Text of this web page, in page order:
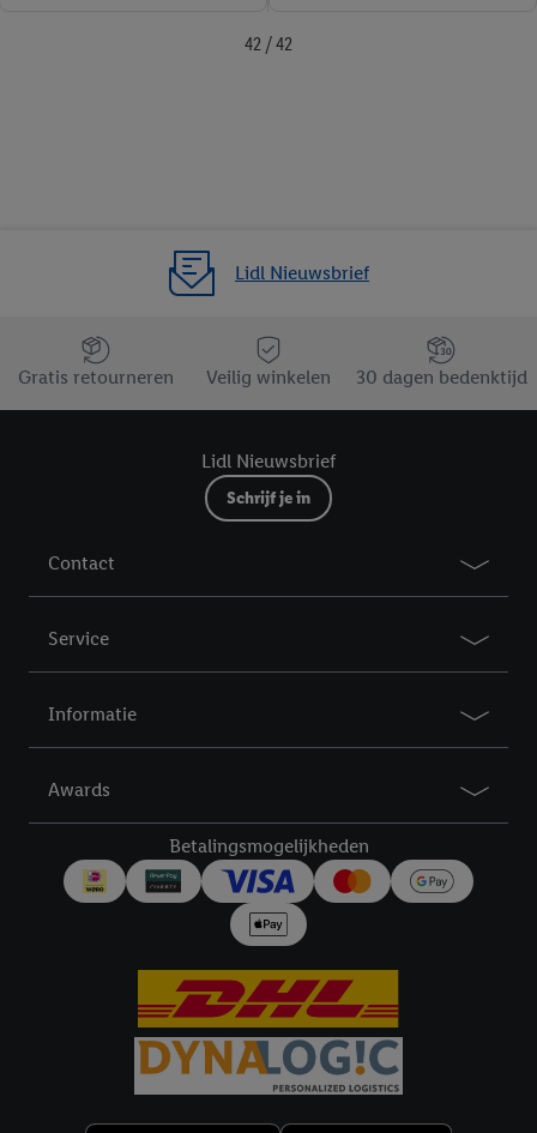
42 / 42
Lidl Nieuwsbrief
Jouw voordelen bij ons als Lidl webshop klant
Gratis retourneren
Veilig winkelen 30 dagen bedenktijd
Lidl Nieuwsbrief
Schrijf je in
Contact
Service
Informatie
Awards
Betalingsmogelijkheden